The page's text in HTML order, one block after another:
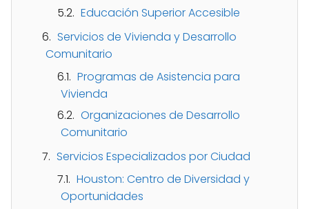
Educación Superior Accesible
Servicios de Vivienda y Desarrollo
Comunitario
Programas de Asistencia para
Vivienda
Organizaciones de Desarrollo
Comunitario
Servicios Especializados por Ciudad
Houston: Centro de Diversidad y
Oportunidades